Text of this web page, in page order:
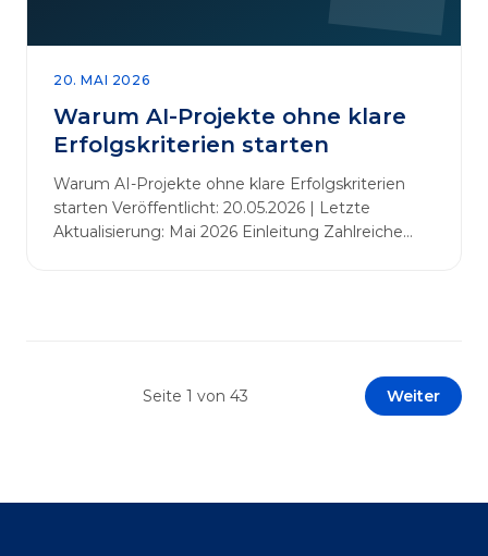
20. MAI 2026
Warum AI-Projekte ohne klare
Erfolgskriterien starten
Warum AI-Projekte ohne klare Erfolgskriterien
starten Veröffentlicht: 20.05.2026 | Letzte
Aktualisierung: Mai 2026 Einleitung Zahlreiche
Prototypen entwickeln und interne Skepsis
abbauen. Der zentrale Begriff dieses Beitrags ist
Seite 1 von 43 Weiter